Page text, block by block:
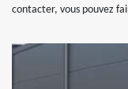
contacter, vous pouvez